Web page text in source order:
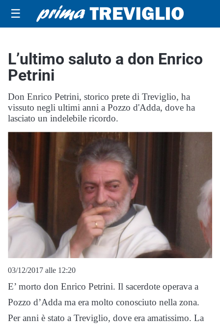
☰
L’ultimo saluto a don Enrico
Petrini
Don Enrico Petrini, storico prete di Treviglio, ha
vissuto negli ultimi anni a Pozzo d'Adda, dove ha
lasciato un indelebile ricordo.
03/12/2017 alle 12:20
E’ morto don Enrico Petrini. Il sacerdote operava a
Pozzo d’Adda ma era molto conosciuto nella zona.
Per anni è stato a Treviglio, dove era amatissimo. La